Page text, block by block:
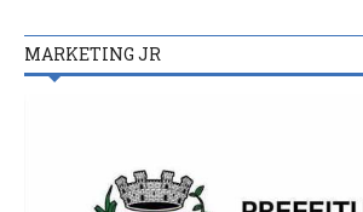
MARKETING JR